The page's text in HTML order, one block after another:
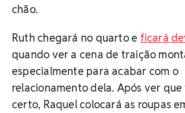
chão.
Ruth chegará no quarto e ficará
quando ver a cena de traição
especialmente para acabar com o
relacionamento dela. Após ver
certo, Raquel colocará as roupas